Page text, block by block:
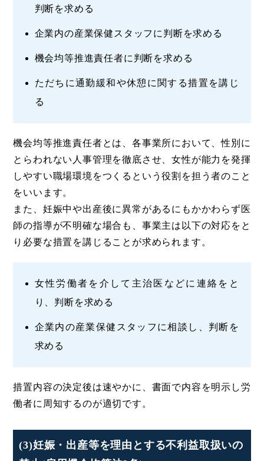
判断を求める
企業内の産業保健スタッフに判断を求める
機会均等推進責任者に判断を求める
ただちに通勤緩和や休憩に関する措置を講じ
る
機会均等推進責任者とは、各事業所において、性別に
とらわれない人事管理を徹底させ、女性が能力を発揮
しやすい職場環境をつくるという役割を担う者のこと
をいいます。
また、妊娠中や出産後に異常があるにもかかわらず医
師の指導が不明確な場合も、事業主は以下の対応をと
り必要な措置を講じることが求められます。
女性労働者を介して主治医などに連絡をと
り、判断を求める
企業内の産業保健スタッフに相談し、判断を
求める
措置内容の決定後は速やかに、書面で内容を明示し労
働者に周知するのが適切です。
(3)妊娠・出産等を理由とする不利益取扱いの